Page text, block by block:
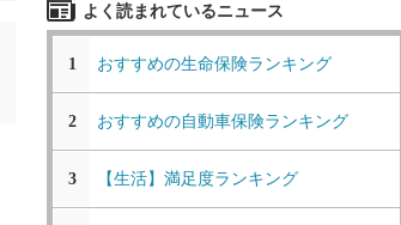
よく読まれているニュース
1 おすすめの生命保険ランキング
2 おすすめの自動車保険ランキング
3 【生活】満足度ランキング